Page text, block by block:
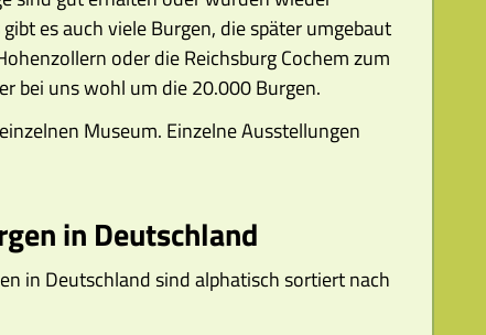
es auch viele Burgen, die später umgebaut
oder die Reichsburg Cochem zum
bei uns wohl um die 20.000 Burgen.
Museum. Einzelne Ausstellungen
in Deutschland
in Deutschland sind alphatisch sortiert nach